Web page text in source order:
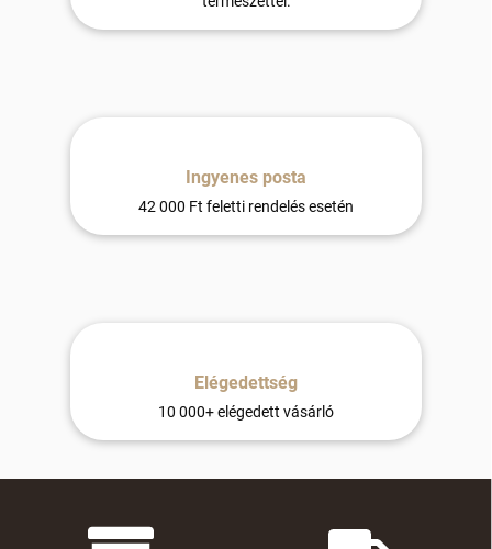
á
s
Ingyenes posta
42 000 Ft feletti rendelés esetén
Elégedettség
10 000+ elégedett vásárló